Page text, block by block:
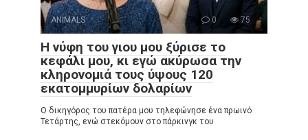
ANIMALS 0 75
Η νύφη του γιου μου ξύρισε το
κεφάλι μου, κι εγώ ακύρωσα την
κληρονομιά τους ύψους 120
εκατομμυρίων δολαρίων
Ο δικηγόρος του πατέρα μου τηλεφώνησε ένα πρωινό
Τετάρτης, ενώ στεκόμουν στο πάρκινγκ του